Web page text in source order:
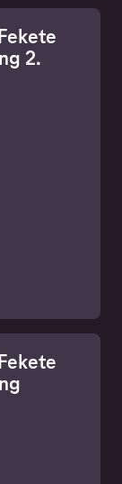
2.
2rOdsyl
Web: